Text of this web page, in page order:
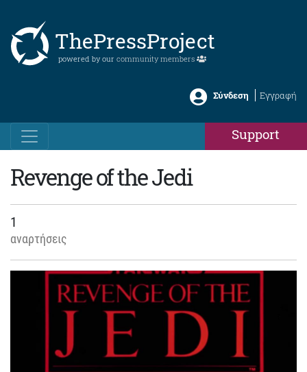
ThePressProject
powered by our community members
Σύνδεση Εγγραφή
Support
Revenge of the Jedi
1
αναρτήσεις